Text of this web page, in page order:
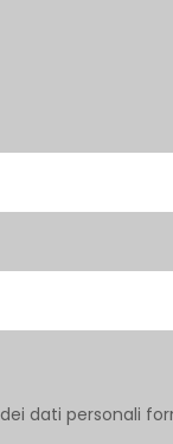
dati personali